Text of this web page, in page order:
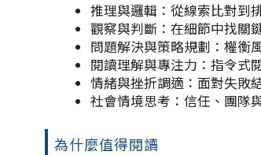
推理與邏輯：從線索比對到
觀察與判斷：在細節中找關
問題解決與策略規劃：權衡
閱讀理解與專注力：指令式
情緒與挫折調適：面對失敗
社會情境思考：信任、團隊
為什麼值得閱讀